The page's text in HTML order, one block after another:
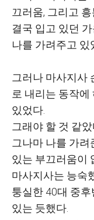
끄러움, 그리고
결국 입고 있던
나를 가려주고 있
그러나 마사지사
로 내리는 동작
있었다.
그래야 할 것 같았
그나마 나를 가
있는 부끄러움이
마사지사는 능숙
퉁실한 40대 중
있는 듯했다.